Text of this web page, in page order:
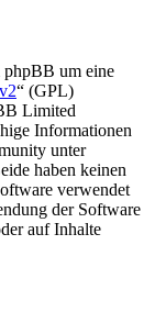
phpBB um eine
“ (GPL)
Limited
Informationen
unter
haben keinen
verwendet
der Software
auf Inhalte